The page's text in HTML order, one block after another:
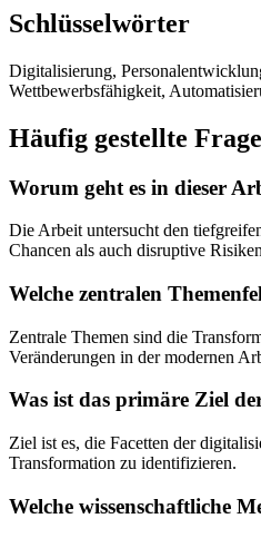
Schlüsselwörter
Digitalisierung,
Wettbewerbsfähigkeit,
Häufig gestellte
Worum geht es in dieser
Die Arbeit untersucht den
Chancen als auch disruptive
Welche zentralen
Zentrale Themen sind die
Veränderungen in der modernen
Was ist das primäre Ziel
Ziel ist es, die Facetten der
Transformation zu identifizieren.
Welche wissenschaftliche